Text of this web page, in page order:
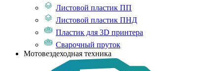
Листовой пластик ПП
Листовой пластик ПНД
Пластик для 3D принтера
Сварочный пруток
Мотовездеходная техника